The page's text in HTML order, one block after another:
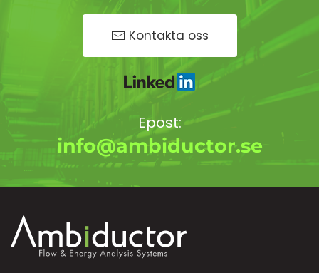
Kontakta oss
Epost:
info@ambiductor.se